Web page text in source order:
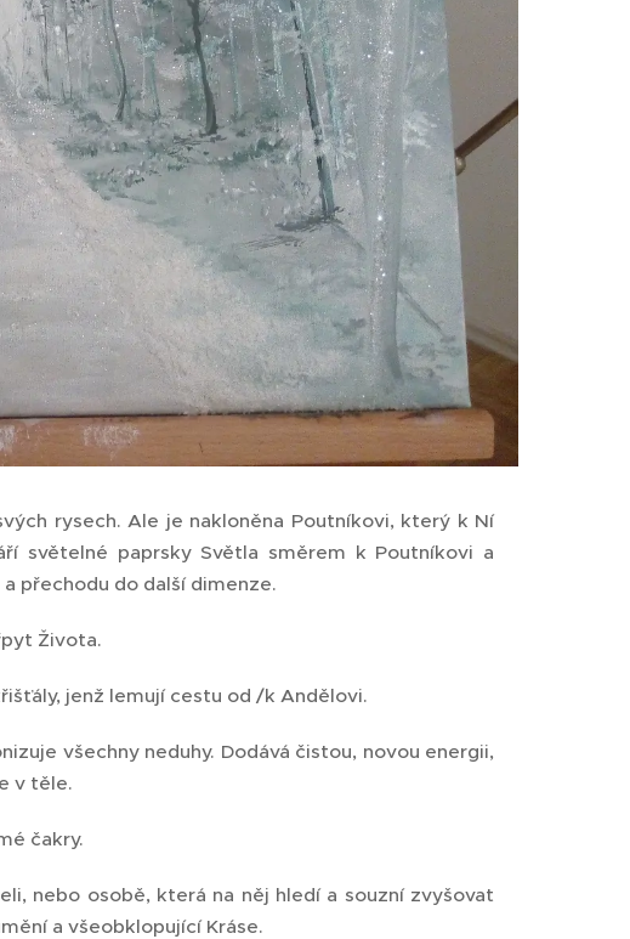
rysech. Ale je nakloněna Poutníkovi, který k Ní
světelné paprsky Světla směrem k Poutníkovi a
přechodu do další dimenze.
Života.
jenž lemují cestu od /k Andělovi.
všechny neduhy. Dodává čistou, novou energii,
v těle.
čakry.
nebo osobě, která na něj hledí a souzní zvyšovat
a všeobklopující Kráse.